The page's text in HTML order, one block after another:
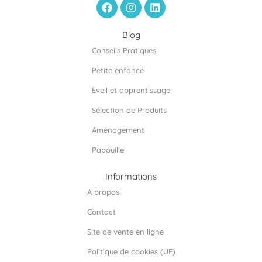
a
c
o
k
n
s
t
a
g
a
m
i
n
d
Blog
Conseils Pratiques
Petite enfance
Eveil et apprentissage
Sélection de Produits
Aménagement
Papouille
Informations
A propos
Contact
Site de vente en ligne
Politique de cookies (UE)